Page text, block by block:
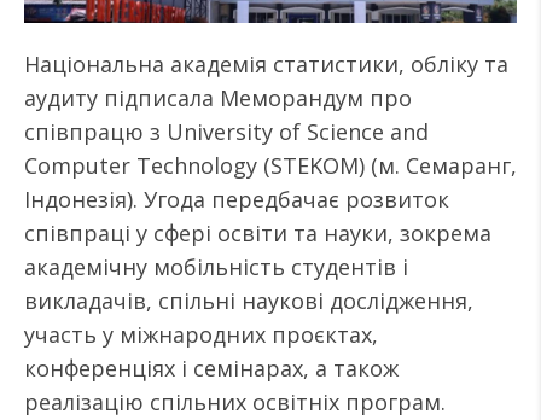
Національна академія статистики, обліку та
аудиту підписала Меморандум про
співпрацю з University of Science and
Computer Technology (STEKOM) (м. Семаранг,
Індонезія). Угода передбачає розвиток
співпраці у сфері освіти та науки, зокрема
академічну мобільність студентів і
викладачів, спільні наукові дослідження,
участь у міжнародних проєктах,
конференціях і семінарах, а також
реалізацію спільних освітніх програм.